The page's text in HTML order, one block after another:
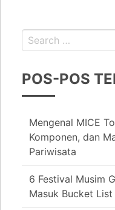
POS-POS
Mengenal MICE
Komponen, dan
Pariwisata
6 Festival Musim
Masuk Bucket